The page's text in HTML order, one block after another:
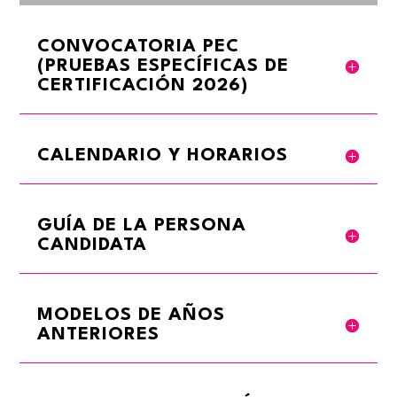
CONVOCATORIA PEC
(PRUEBAS ESPECÍFICAS DE
CERTIFICACIÓN 2026)
CALENDARIO Y HORARIOS
GUÍA DE LA PERSONA
CANDIDATA
MODELOS DE AÑOS
ANTERIORES